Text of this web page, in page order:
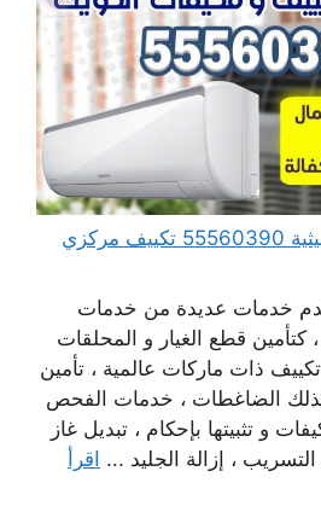
فني تكييف وتبريد الرميثية 55560390 تكييف مركزي
خدمات عديدة من خدمات
، كتأمين قطع الغيار و المحلقات
تكييف ذات ماركات عالمية ، تأمين
كذلك الضاغطات ، خدمات الفحص
و تثبيتها بإحكام ، تبديل غاز
، إزالة الجليد ... اقرأ